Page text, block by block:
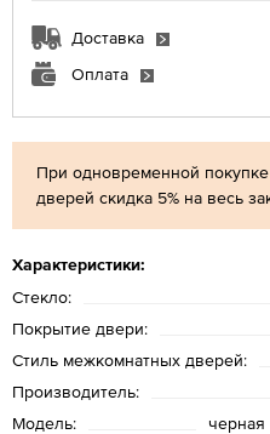
При одновременной
дверей скидка 5% на весь
Характеристики:
Стекло:
Покрытие двери:
Стиль межкомнатных дверей:
Производитель:
Модель:
черная
Доставка
Оплата